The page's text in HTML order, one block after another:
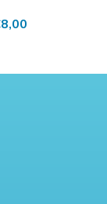
8,00